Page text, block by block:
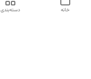
دسته‌بندی خانه